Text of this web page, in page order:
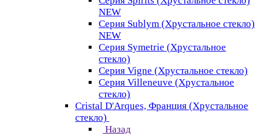
NEW
Серия Sublym (Хрустальное стекло)
NEW
Серия Symetrie (Хрустальное
стекло)
Серия Vigne (Хрустальное стекло)
Серия Villeneuve (Хрустальное
стекло)
Cristal D'Arques, Франция (Хрустальное
стекло)
Назад